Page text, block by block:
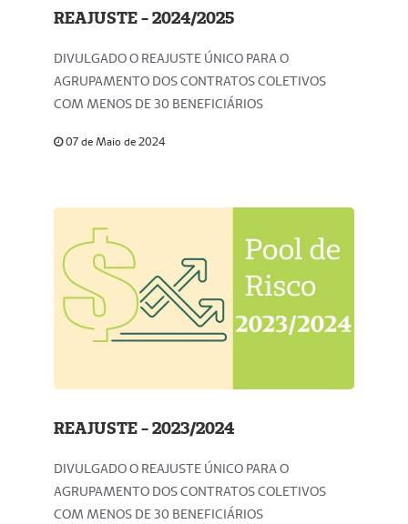
REAJUSTE - 2024/2025
DIVULGADO O REAJUSTE ÚNICO PARA O
AGRUPAMENTO DOS CONTRATOS COLETIVOS
COM MENOS DE 30 BENEFICIÁRIOS
07 de Maio de 2024
REAJUSTE - 2023/2024
DIVULGADO O REAJUSTE ÚNICO PARA O
AGRUPAMENTO DOS CONTRATOS COLETIVOS
COM MENOS DE 30 BENEFICIÁRIOS